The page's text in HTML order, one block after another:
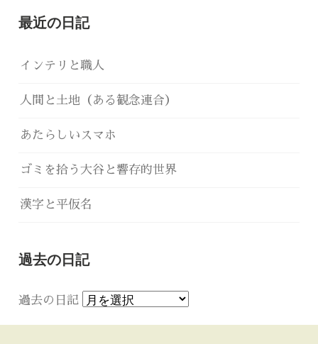
最近の日記
インテリと職人
人間と土地（ある観念連合）
あたらしいスマホ
ゴミを拾う大谷と響存的世界
漢字と平仮名
過去の日記
過去の日記